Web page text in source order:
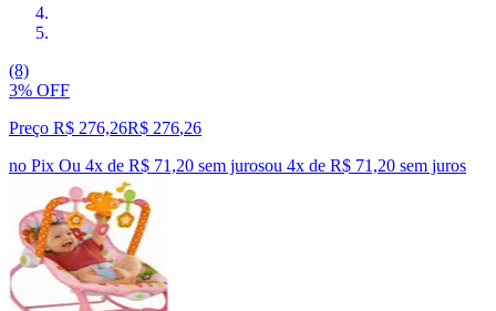
(8)
3% OFF
Preço R$ 276,26R$ 276,26
no Pix Ou 4x de R$ 71,20 sem jurosou 4x de R$ 71,20 sem juros